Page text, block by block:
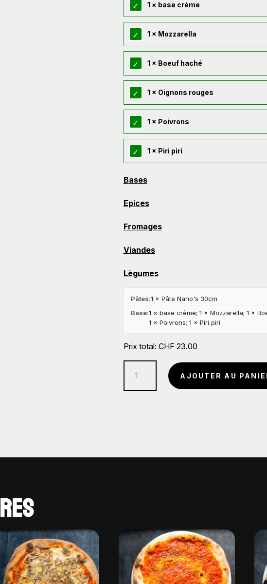
1 × base crème
1 × Mozzarella
1 × Boeuf haché
1 × Oignons rouges
1 × Poivrons
1 × Piri piri
Bases
Epices
Fromages
Viandes
Lègumes
Pâtes:1 × Pâte Nano's 30cm
Base:1 × base crème; 1 × Mozzarella; 1 ×
1 × Poivrons; 1 × Piri piri
Prix total: CHF 23.00
La
AJOUTER AU